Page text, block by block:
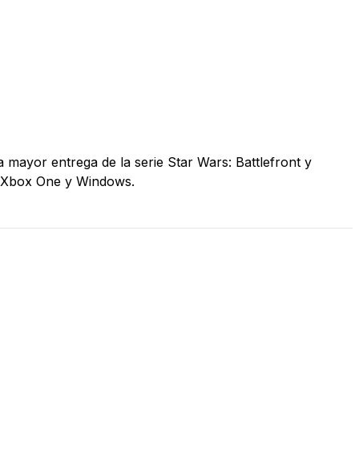
mayor entrega de la serie Star Wars: Battlefront y
One y Windows.